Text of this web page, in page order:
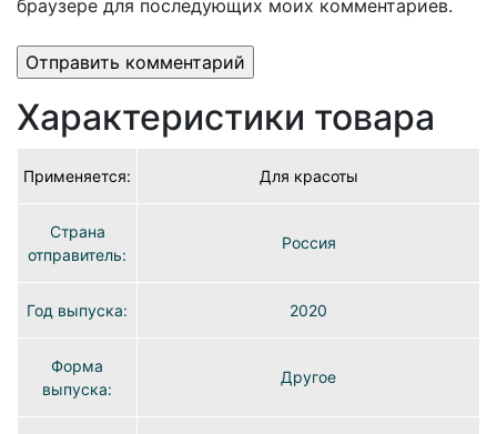
браузере для последующих моих комментариев.
Характеристики товара
Применяется: Для красоты
Страна
отправитель:
Россия
Год выпуска: 2020
Форма
выпуска:
Другое